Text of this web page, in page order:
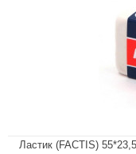
Ластик (FACTIS)